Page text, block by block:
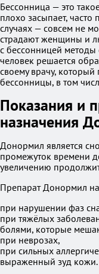
Бессонница — это
плохо засыпает,
случаях — совсем не
страдают женщины и
с бессонницей
человек решается
своему врачу,
бессонницы, в том
Показания и
назначения
Донормил является
промежуток времени
увеличению
Препарат Донормил
при нарушении фаз
при тяжёлых
болями, которые
при неврозах,
при сильных
выраженный зуд кожи.